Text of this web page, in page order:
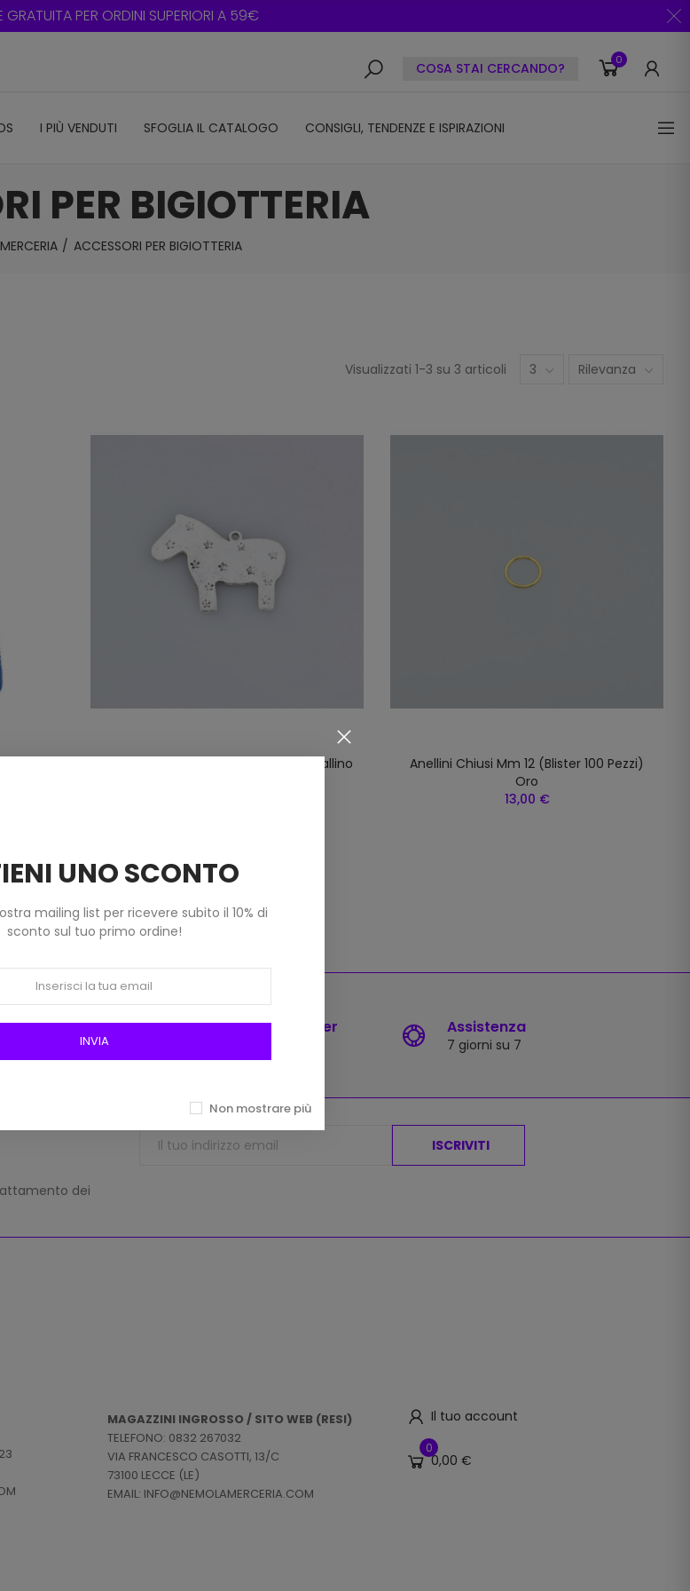
GRATUITA PER ORDINI SUPERIORI A 59€
COSA STAI CERCANDO? 0
I PIÙ VENDUTI SFOGLIA IL CATALOGO CONSIGLI, TENDENZE E ISPIRAZIONI
PER BIGIOTTERIA
MERCERIA ACCESSORI PER BIGIOTTERIA
Visualizzati 1-3 su 3 articoli 3 Rilevanza
Art
Ciondolo Bigiotteria A Forma Di Cavallino
Anellini Chiusi Mm 12 (blister 100 Pezzi)
Oro
13,00 €
Registrati alla newsletter Assistenza
7 giorni su 7
dei
ISCRIVITI
MAGAZZINI INGROSSO / SITO WEB (RESI)
TELEFONO: 0832 267032
VIA FRANCESCO CASOTTI, 13/C
73100 LECCE (LE)
EMAIL: INFO@NEMOLAMERCERIA.COM
Il tuo account
0
0,00 €
UNO SCONTO
mailing list per ricevere subito il 10% di
sconto sul tuo primo ordine!
INVIA
Non mostrare più